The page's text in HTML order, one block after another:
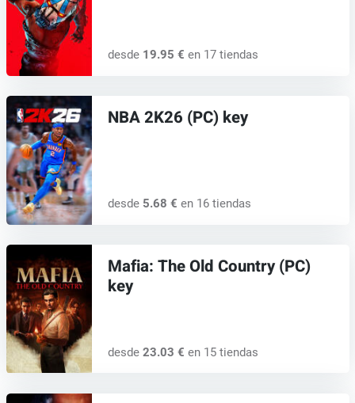
desde 19.95 € en 17 tiendas
NBA 2K26 (PC) key
desde 5.68 € en 16 tiendas
Mafia: The Old Country (PC)
key
desde 23.03 € en 15 tiendas